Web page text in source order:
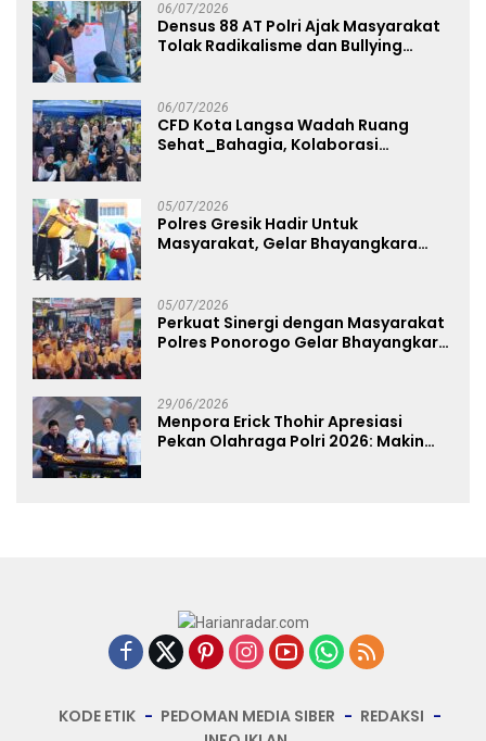
06/07/2026
Densus 88 AT Polri Ajak Masyarakat
Tolak Radikalisme dan Bullying
06/07/2026
CFD Kota Langsa Wadah Ruang
Sehat_Bahagia, Kolaborasi
05/07/2026
Polres Gresik Hadir Untuk
Masyarakat, Gelar Bhayangkara
05/07/2026
Perkuat Sinergi dengan Masyarakat
Polres Ponorogo Gelar Bhayangkara
29/06/2026
Menpora Erick Thohir Apresiasi
Pekan Olahraga Polri 2026: Makin
KODE ETIK PEDOMAN MEDIA SIBER
REDAKSI